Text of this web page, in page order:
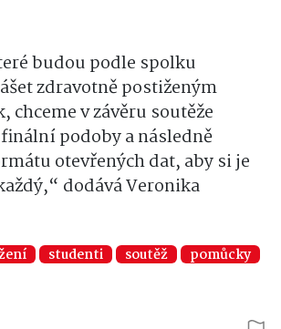
budou podle spolku
zdravotně postiženým
chceme v závěru soutěže
podoby a následně
otevřených dat, aby si je
dodává Veronika
studenti soutěž
pomůcky